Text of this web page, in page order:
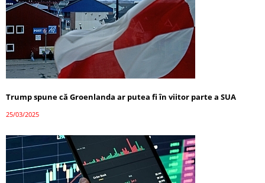
Trump spune că Groenlanda ar putea fi în viitor parte a SUA
25/03/2025